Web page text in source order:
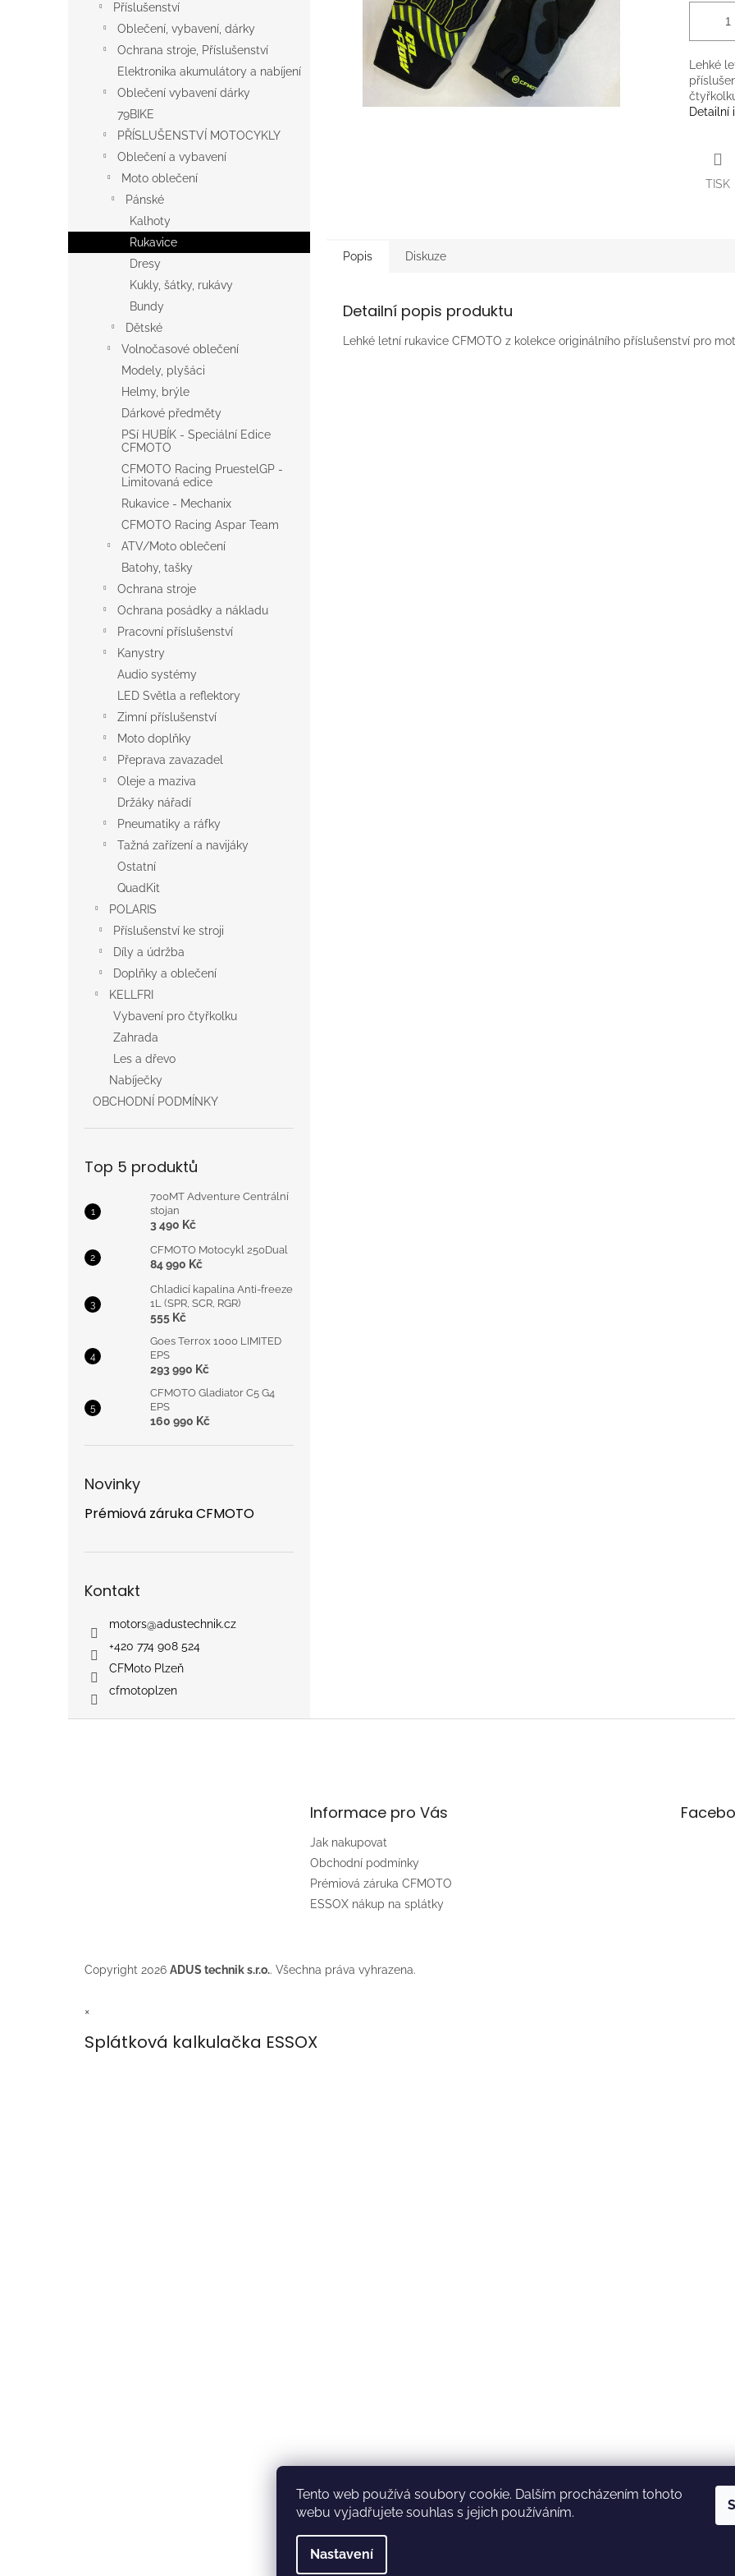
Tento web používá soubory cookie. Dalším procházením tohoto
webu vyjadřujete souhlas s jejich používáním.
Nastavení
Příslušenství
Oblečení, vybavení, dárky
Ochrana stroje, Příslušenství
Elektronika akumulátory a nabíjení
Oblečení vybavení dárky
79BIKE
PŘÍSLUŠENSTVÍ MOTOCYKLY
Oblečení a vybavení
Moto oblečení
Pánské
Kalhoty
Rukavice
Dresy
Kukly, šátky, rukávy
Bundy
Dětské
Volnočasové oblečení
Modely, plyšáci
Helmy, brýle
Dárkové předměty
PSí HUBÍK - Speciální Edice
CFMOTO
CFMOTO Racing PruestelGP -
Limitovaná edice
Rukavice - Mechanix
CFMOTO Racing Aspar Team
ATV/Moto oblečení
Batohy, tašky
Ochrana stroje
Ochrana posádky a nákladu
Pracovní příslušenství
Kanystry
Audio systémy
LED Světla a reflektory
Zimní příslušenství
Moto doplňky
Přeprava zavazadel
Oleje a maziva
Držáky nářadí
Pneumatiky a ráfky
Tažná zařízení a navijáky
Ostatní
QuadKit
POLARIS
Příslušenství ke stroji
Díly a údržba
Doplňky a oblečení
KELLFRI
Vybavení pro čtyřkolku
Zahrada
Les a dřevo
Nabíječky
OBCHODNÍ PODMÍNKY
Top 5 produktů
700MT Adventure Centrální
stojan
3 490 Kč
CFMOTO Motocykl 250Dual
84 990 Kč
Chladicí kapalina Anti-freeze
1L (SPR, SCR, RGR)
555 Kč
Goes Terrox 1000 LIMITED
EPS
293 990 Kč
CFMOTO Gladiator C5 G4
EPS
160 990 Kč
Novinky
Prémiová záruka CFMOTO
Kontakt
motors@adustechnik.cz
+420 774 908 524
CFMoto Plzeň
cfmotoplzen
Lehké
Detailní
TISK
Popis Diskuze
Detailní popis produktu
Lehké letní rukavice CFMOTO z kolekce originálního příslušenství pro
Informace pro Vás
Jak nakupovat
Obchodní podmínky
Prémiová záruka CFMOTO
ESSOX nákup na splátky
Copyright 2026 ADUS technik s.r.o.. Všechna práva vyhrazena.
×
Splátková kalkulačka ESSOX